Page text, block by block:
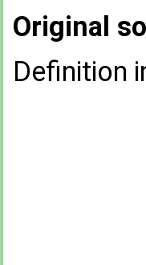
Original
Definition